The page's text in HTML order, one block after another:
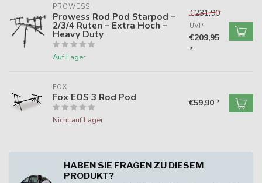
PROWESS
Prowess Rod Pod Starpod –
2/3/4 Ruten – Extra Hoch –
Heavy Duty
Auf Lager
€231,90
UVP
€209,95
*
FOX
Fox EOS 3 Rod Pod
Nicht auf Lager
€59,90 *
HABEN SIE FRAGEN ZU DIESEM
PRODUKT?